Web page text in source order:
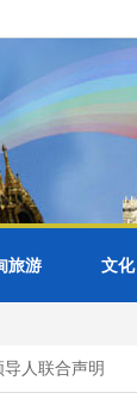
旅游 文化
人联合声明